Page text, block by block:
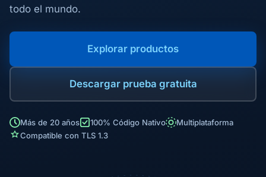
todo el mundo.
Explorar productos
Descargar prueba gratuita
Más de 20 años 100% Código Nativo
Multiplataforma
Compatible con TLS 1.3